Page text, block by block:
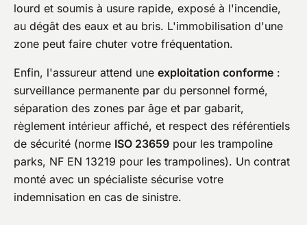
lourd et soumis à usure rapide, exposé à l'incendie,
au dégât des eaux et au bris. L'immobilisation d'une
zone peut faire chuter votre fréquentation.
Enfin, l'assureur attend une exploitation conforme :
surveillance permanente par du personnel formé,
séparation des zones par âge et par gabarit,
règlement intérieur affiché, et respect des référentiels
de sécurité (norme ISO 23659 pour les trampoline
parks, NF EN 13219 pour les trampolines). Un contrat
monté avec un spécialiste sécurise votre
indemnisation en cas de sinistre.